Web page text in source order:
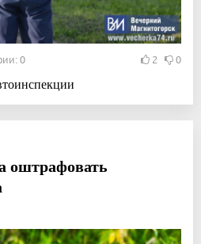
0 2 0
оштрафовать